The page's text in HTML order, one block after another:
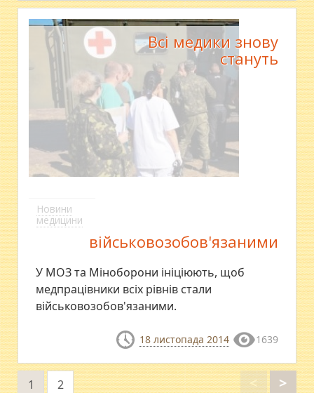
Новини
медицини
Всі медики знову
стануть
військовозобов'язаними
У МОЗ та Міноборони ініціюють, щоб
медпрацівники всіх рівнів стали
військовозобов'язаними.
18 листопада 2014 1639
<
1 2 >